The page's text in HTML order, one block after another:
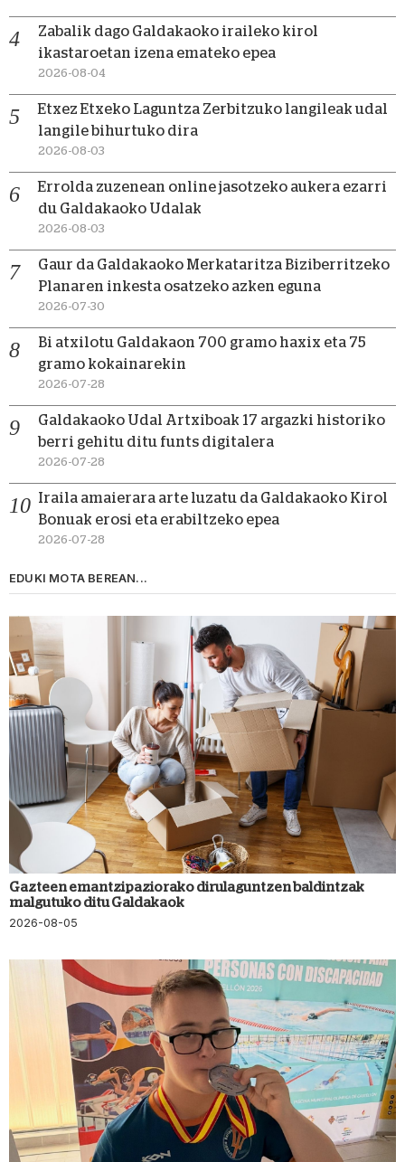
Zabalik dago Galdakaoko iraileko kirol
ikastaroetan izena emateko epea
2026-08-04
Etxez Etxeko Laguntza Zerbitzuko langileak udal
langile bihurtuko dira
2026-08-03
Errolda zuzenean online jasotzeko aukera ezarri
du Galdakaoko Udalak
2026-08-03
Gaur da Galdakaoko Merkataritza Biziberritzeko
Planaren inkesta osatzeko azken eguna
2026-07-30
Bi atxilotu Galdakaon 700 gramo haxix eta 75
gramo kokainarekin
2026-07-28
Galdakaoko Udal Artxiboak 17 argazki historiko
berri gehitu ditu funts digitalera
2026-07-28
Iraila amaierara arte luzatu da Galdakaoko Kirol
Bonuak erosi eta erabiltzeko epea
2026-07-28
EDUKI MOTA BEREAN...
Gazteen emantzipaziorako dirulaguntzen baldintzak
malgutuko ditu Galdakaok
2026-08-05